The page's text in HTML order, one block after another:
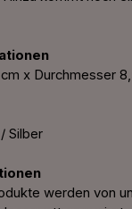
cm x Durchmesser
Silber
werden von